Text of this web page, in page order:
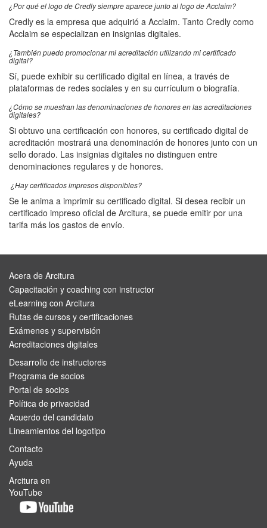
¿Por qué el logo de Credly siempre aparece junto al logo de Acclaim?
Credly es la empresa que adquirió a Acclaim. Tanto Credly como
Acclaim se especializan en insignias digitales.
¿También puedo promocionar mi acreditación utilizando mi certificado
digital?
Sí, puede exhibir su certificado digital en línea, a través de
plataformas de redes sociales y en su currículum o biografía.
¿Cómo se muestran las denominaciones de honores en las acreditaciones
digitales?
Si obtuvo una certificación con honores, su certificado digital de
acreditación mostrará una denominación de honores junto con un
sello dorado. Las insignias digitales no distinguen entre
denominaciones regulares y de honores.
¿Hay certificados impresos disponibles?
Se le anima a imprimir su certificado digital. Si desea recibir un
certificado impreso oficial de Arcitura, se puede emitir por una
tarifa más los gastos de envío.
Acera de Arcitura
Capacitación y coaching con instructor
eLearning con Arcitura
Rutas de cursos y certificaciones
Exámenes y supervisión
Acreditaciones digitales
Desarrollo de instructores
Programa de socios
Portal de socios
Política de privacidad
Acuerdo del candidato
Lineamientos del logotipo
Contacto
Ayuda
Arcitura en
YouTube